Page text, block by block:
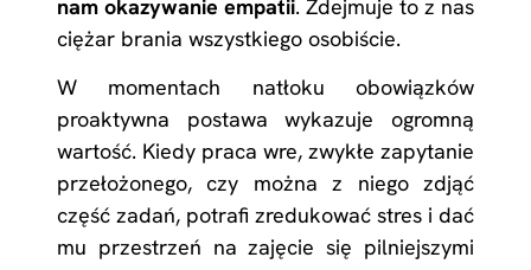
nam okazywanie empatii. Zdejmuje to z nas
ciężar brania wszystkiego osobiście.
W momentach natłoku obowiązków
proaktywna postawa wykazuje ogromną
wartość. Kiedy praca wre, zwykłe zapytanie
przełożonego, czy można z niego zdjąć
część zadań, potrafi zredukować stres i dać
mu przestrzeń na zajęcie się pilniejszymi